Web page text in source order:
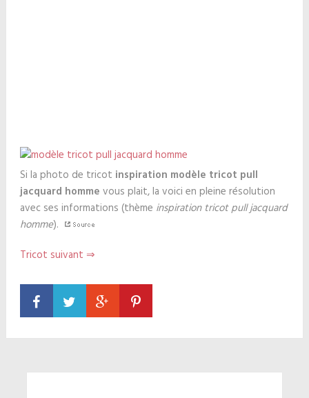
Si la photo de tricot inspiration modèle tricot pull
jacquard homme vous plait, la voici en pleine résolution
avec ses informations (thème inspiration tricot pull jacquard
homme).
Tricot suivant ⇒